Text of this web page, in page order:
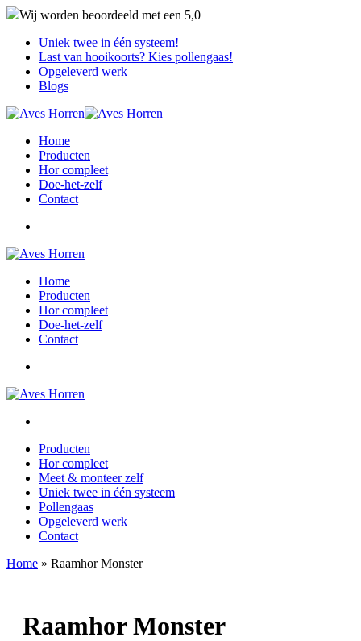
Wij worden beoordeeld met een 5,0
Uniek twee in één systeem!
Last van hooikoorts? Kies pollengaas!
Opgeleverd werk
Blogs
Home
Producten
Hor compleet
Doe-het-zelf
Contact
Home
Producten
Hor compleet
Doe-het-zelf
Contact
Producten
Hor compleet
Meet & monteer zelf
Uniek twee in één systeem
Pollengaas
Opgeleverd werk
Contact
Home » Raamhor Monster
Raamhor Monster